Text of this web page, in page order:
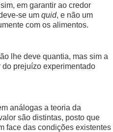
em garantir ao credor
se um quid, e não um
com os alimentos.
lhe deve quantia, mas sim a
prejuízo experimentado
análogas a teoria da
são distintas, posto que
face das condições existentes